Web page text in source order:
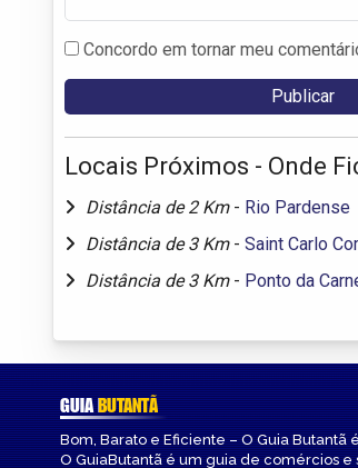
Concordo em tornar meu
Locais Próximos - Onde
Distância de 2 Km - Rio Pardense
Distância de 3 Km - Saint Carlo
Distância de 3 Km - Ponto da
GUIABUTANTÃ
Bom, Barato e Eficiente – O Guia
O GuiaButantã é um guia de comércios e